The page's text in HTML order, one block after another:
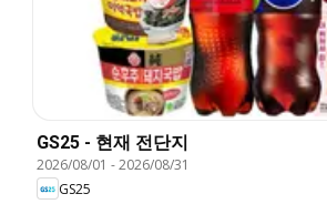
GS25 - 현재 전단지
2026/08/01 -2026/08/31
GS25